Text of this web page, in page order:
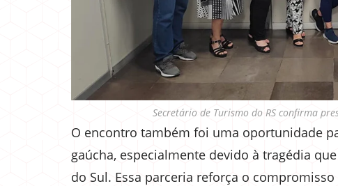
Secretário de Turismo do RS confirma
O encontro também foi uma oportunidade
gaúcha, especialmente devido à tragédia
do Sul. Essa parceria reforça o